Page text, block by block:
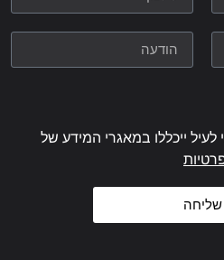
ייכללו במאגרי המידע של
שליחה